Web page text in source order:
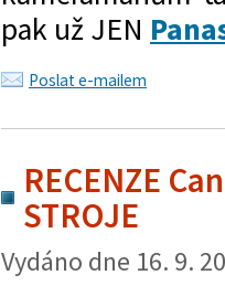
pak už JEN
Poslat e-mailem
RECENZE
STROJE
Vydáno dne 16. 9.